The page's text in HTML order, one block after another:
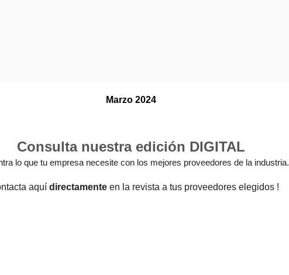
Marzo 2024
Consulta nuestra edición DIGITAL
lo que tu empresa necesite con los mejores proveedores de la industria.
aquí directamenteen la revista a tus proveedores elegidos !